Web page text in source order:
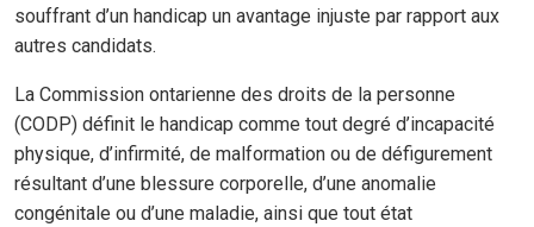
souffrant d’un handicap un avantage injuste par rapport aux
autres candidats.
La Commission ontarienne des droits de la personne
(CODP) définit le handicap comme tout degré d’incapacité
physique, d’infirmité, de malformation ou de défigurement
résultant d’une blessure corporelle, d’une anomalie
congénitale ou d’une maladie, ainsi que tout état